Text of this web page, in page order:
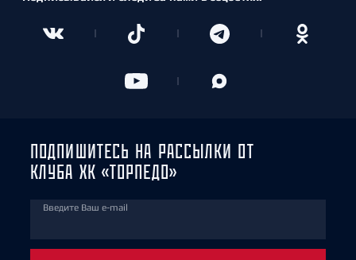
ПОДПИШИТЕСЬ НА РАССЫЛКИ ОТ
КЛУБА ХК «ТОРПЕДО»
Введите Ваш e-mail